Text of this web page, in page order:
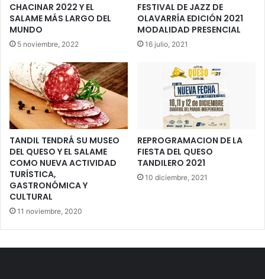
CHACINAR 2022 Y EL
SALAME MÁS LARGO DEL
MUNDO
5 noviembre, 2022
FESTIVAL DE JAZZ DE
OLAVARRÍA EDICIÓN 2021
MODALIDAD PRESENCIAL
16 julio, 2021
TANDIL TENDRÁ SU MUSEO
DEL QUESO Y EL SALAME
COMO NUEVA ACTIVIDAD
TURÍSTICA,
GASTRONÓMICA Y
CULTURAL
11 noviembre, 2020
REPROGRAMACION DE LA
FIESTA DEL QUESO
TANDILERO 2021
10 diciembre, 2021